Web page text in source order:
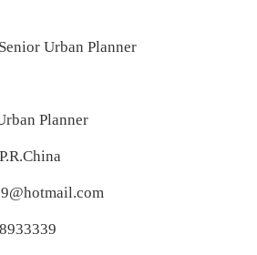
Urban Planner
Planner